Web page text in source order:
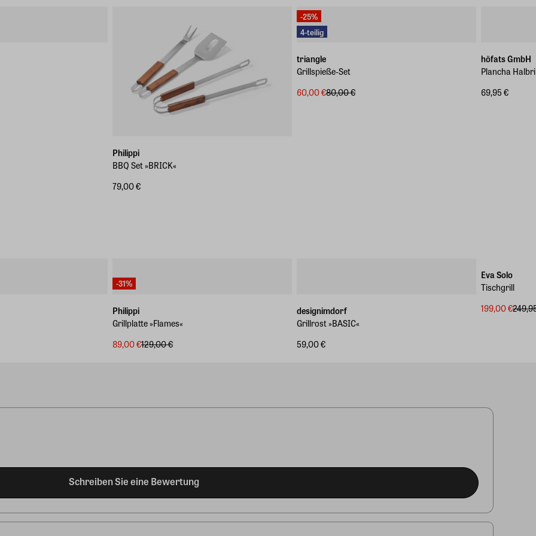
Philippi
BBQ Set »BRICK«
79,00 €
-25%
4-teilig
triangle
Grillspieße-Set
60,00 €80,00 €
höfats GmbH
Plancha
69,95 €
-31%
Philippi
Grillplatte »Flames«
89,00 €129,00 €
designimdorf
Grillrost »BASIC«
59,00 €
Eva Solo
Tischgrill
199,00 €
Schreiben Sie eine Bewertung